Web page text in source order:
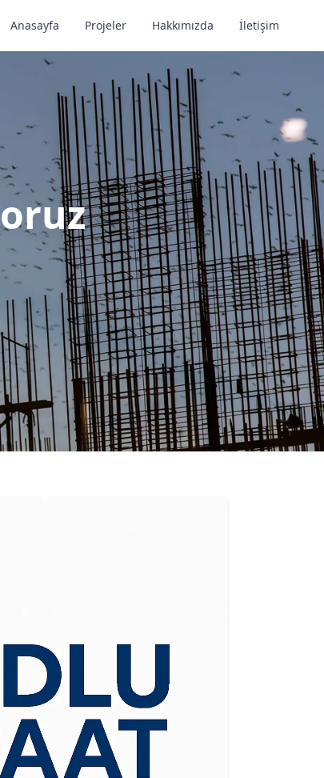
Anasayfa Projeler Hakkımızda İletişim